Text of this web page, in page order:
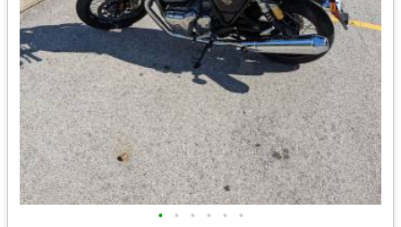
• • • • • •